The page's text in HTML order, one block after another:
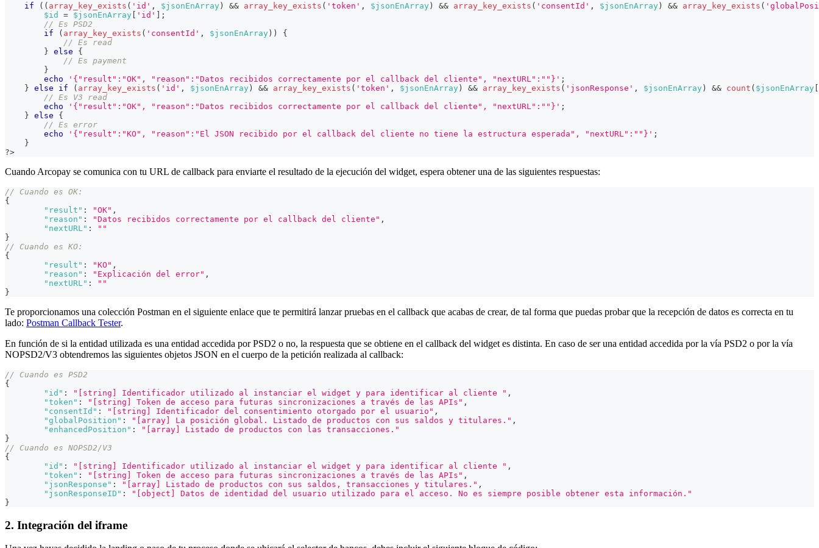
if
( ( array_key_exists ( 'id' , $jsonEnArray ) && array_key_exists ( 'token' , $jsonEnArray ) && array_key_exists ( 'consentId' , $jsonEnArray ) && array_key_exists (
$id
= $jsonEnArray 'id'
;
// Es PSD2
if
( array_key_exists ( 'consentId' , $jsonEnArray ) )
{
// Es read
} else
{
// Es payment
}
echo
'{"result":"OK", "reason":"Datos recibidos correctamente por el callback del cliente", "nextURL":""}' ;
} else if ( array_key_exists ( 'id' , $jsonEnArray ) && array_key_exists ( 'token' , $jsonEnArray ) && array_key_exists ( 'jsonResponse' , $jsonEnArray ) && count ( $jsonEnArray
// Es V3 read
echo
'{"result":"OK", "reason":"Datos recibidos correctamente por el callback del cliente", "nextURL":""}' ;
} else
{
// Es error
echo
'{"result":"KO", "reason":"El JSON recibido por el callback del cliente no tiene la estructura esperada", "nextURL":""}' ;
}
?>
Cuando Arcopay se comunica con tu URL de callback para enviarte el resultado de la ejecución del widget, espera obtener una de las siguientes respuestas:
// Cuando es OK:
{
"result" : "OK" ,
"reason" : "Datos recibidos correctamente por el callback del cliente" ,
"nextURL" :
""
}
// Cuando es KO:
{
"result" : "KO" ,
"reason" : "Explicación del error" ,
"nextURL" :
""
}
Te proporcionamos una colección Postman en el siguiente enlace que te permitirá lanzar pruebas en el callback que acabas de crear, de tal forma que puedas probar que la recepción de datos es correcta en tu
lado: Postman Callback Tester.
En función de si la entidad utilizada es una entidad accedida por PSD2 o no, la respuesta que se obtiene en el callback del widget es distinta. En caso de ser una entidad accedida por la vía PSD2 o por la vía
NOPSD2/V3 obtendremos las siguientes objetos JSON en el cuerpo de la petición realizada al callback:
// Cuando es PSD2
{
"id" : "[string] Identificador utilizado al instanciar el widget y para identificar al cliente " ,
"token" : "[string] Token de acceso para futuras sincronizaciones a través de las APIs" ,
"consentId" : "[string] Identificador del consentimiento otorgado por el usuario" ,
"globalPosition" : "[array] La posición global. Listado de productos con sus saldos y titulares." ,
"enhancedPosition" :
"[array] Listado de productos con las transacciones."
}
// Cuando es NOPSD2/V3
{
"id" : "[string] Identificador utilizado al instanciar el widget y para identificar al cliente " ,
"token" : "[string] Token de acceso para futuras sincronizaciones a través de las APIs" ,
"jsonResponse" : "[array] Listado de productos con sus saldos, transacciones y titulares." ,
"jsonResponseID" :
"[object] Datos de identidad del usuario utilizado para el acceso. No es siempre posible obtener esta información."
}
2. Integración del iframe